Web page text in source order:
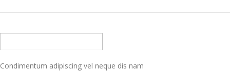
Condimentum adipiscing vel neque dis nam